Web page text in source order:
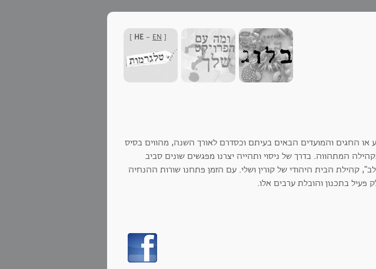
[
HE - EN
]
החגים והמועדים הבאים בעיתם וכסדרם לאורך השנה, מהווים בסיס
המתהווה. בדרך של ניסוי ותהייה יצרנו מפגשים שונים סביב
קהילת הבית היהודי של קורין ושלי. עם הזמן פתחנו שורות ההנחיה
פעיל בתכנון והובלת ערבים אלו.